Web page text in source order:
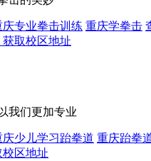
庆专业拳击训练 重庆学拳击
获取校区地址
我们更加专业
庆少儿学习跆拳道 重庆跆拳
校区地址